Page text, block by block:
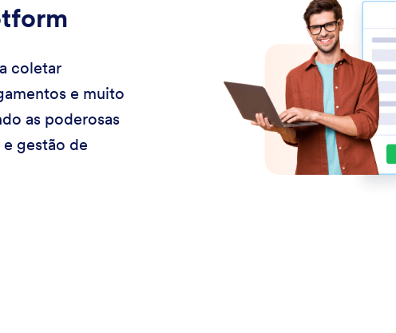
coletar
e muito
as poderosas
gestão de